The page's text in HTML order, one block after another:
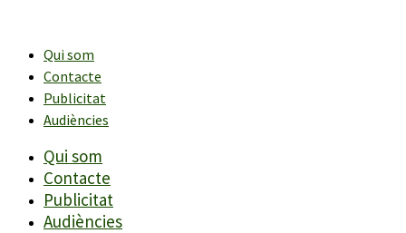
contingutQui som
Contacte
Publicitat
Audiències
Qui som
Contacte
Publicitat
Audiències